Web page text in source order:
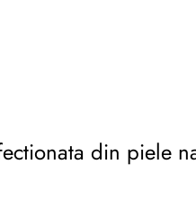
din piele